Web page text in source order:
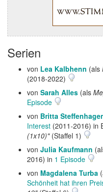
Serien
von Lea Kalbhenn (als
(2018-2022)
von Sarah Alles (als
Episode
von Britta
Interest (2011-2016) in
(1x10)"(Staffel 1)
von Julia Kaufmann
2016) in 1 Episode
von Magdalena Turba
Schönheit hat ihren